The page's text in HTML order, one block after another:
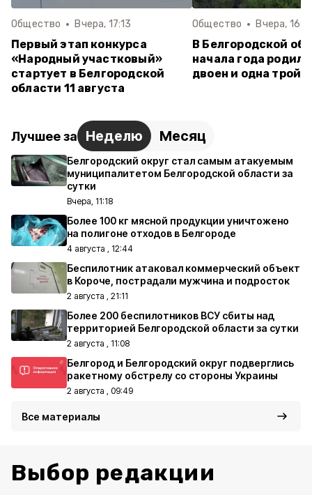
Общество Вчера, 17:13
Первый этап конкурса
«Народный участковый»
стартует в Белгородской
области 11 августа
Общество Вчера,
В Белгородской
начала года
двоен и одна
Лучшее за Неделю Месяц
Белгородский округ стал самым атакуемым
муниципалитетом Белгородской области за
сутки
Вчера, 11:18
Более 100 кг мясной продукции уничтожено
на полигоне отходов в Белгороде
4 августа , 12:44
Беспилотник атаковал коммерческий объект
в Короче, пострадали мужчина и подросток
2 августа , 21:11
Более 200 беспилотников ВСУ сбиты над
территорией Белгородской области за сутки
2 августа , 11:08
Белгород и Белгородский округ подверглись
ракетному обстрелу со стороны Украины
2 августа , 09:49
Все материалы
Выбор редакции